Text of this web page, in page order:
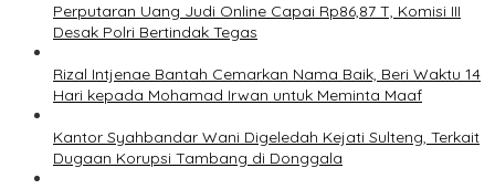
Perputaran Uang Judi Online Capai Rp86,87 T, Komisi III
Desak Polri Bertindak Tegas
Rizal Intjenae Bantah Cemarkan Nama Baik, Beri Waktu 14
Hari kepada Mohamad Irwan untuk Meminta Maaf
Kantor Syahbandar Wani Digeledah Kejati Sulteng, Terkait
Dugaan Korupsi Tambang di Donggala